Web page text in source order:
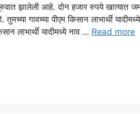
झालेली आहे. दोन हजार रुपये खात्यात
गावच्या पीएम किसान लाभार्थी
लाभार्थी यादीमध्ये नाव … Read more